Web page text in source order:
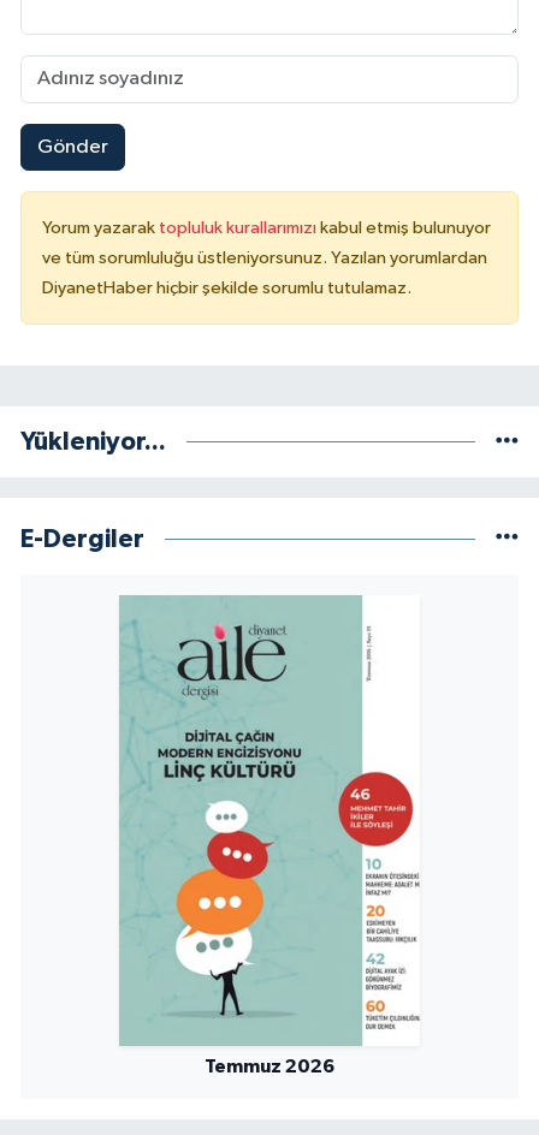
Gönder
Yorum yazarak topluluk kurallarımızı kabul etmiş bulunuyor
ve tüm sorumluluğu üstleniyorsunuz. Yazılan yorumlardan
DiyanetHaber hiçbir şekilde sorumlu tutulamaz.
Yükleniyor...
E-Dergiler
Temmuz 2026
Osmaniye Müftülüğü
Rize Müftülüğü
Samsun Müftülüğü
Sivas Müftülüğü
Tekirdağ Müftülüğü
Tokat Müftülüğü
Trabzon Müftülüğü
Tunceli Müftülüğü
Uşak Müftülüğü
Van Müftülüğü
Yalova Müftülüğü
Yozgat Müftülüğü